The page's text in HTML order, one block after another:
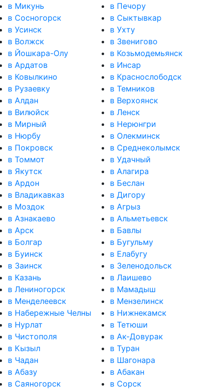
в Микунь
в Печору
в Сосногорск
в Сыктывкар
в Усинск
в Ухту
в Волжск
в Звенигово
в Йошкара-Олу
в Козьмодемьянск
в Ардатов
в Инсар
в Ковылкино
в Краснослободск
в Рузаевку
в Темников
в Алдан
в Верхоянск
в Вилюйск
в Ленск
в Мирный
в Нерюнгри
в Нюрбу
в Олекминск
в Покровск
в Среднеколымск
в Томмот
в Удачный
в Якутск
в Алагира
в Ардон
в Беслан
в Владикавказ
в Дигору
в Моздок
в Агрыз
в Азнакаево
в Альметьевск
в Арск
в Бавлы
в Болгар
в Бугульму
в Буинск
в Елабугу
в Заинск
в Зеленодольск
в Казань
в Лаишево
в Лениногорск
в Мамадыш
в Менделеевск
в Мензелинск
в Набережные Челны
в Нижнекамск
в Нурлат
в Тетюши
в Чистополя
в Ак-Довурак
в Кызыл
в Туран
в Чадан
в Шагонара
в Абазу
в Абакан
в Саяногорск
в Сорск